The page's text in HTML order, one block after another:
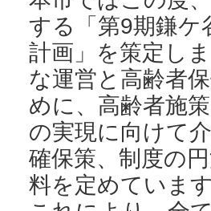
する「第9期鎌ケ
計画」を策定し
な運営と高齢者
めに、高齢者施
の実現に向けて
確保策、制度の
料を定めています